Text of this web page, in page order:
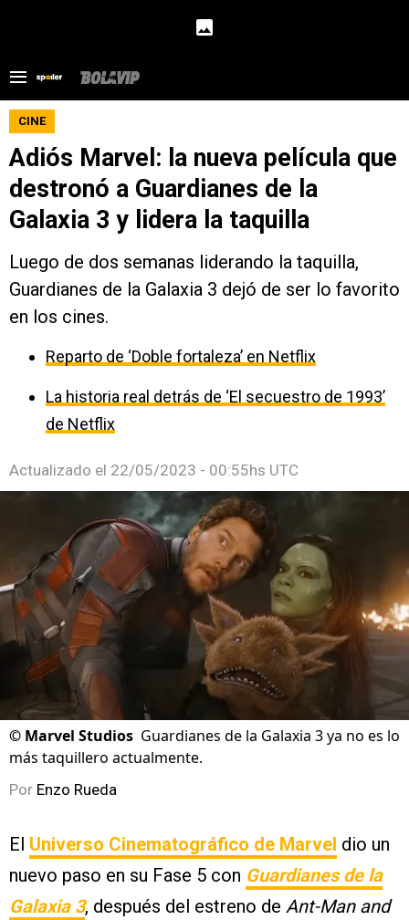
CINE
Adiós Marvel: la nueva película que
destronó a Guardianes de la
Galaxia 3 y lidera la taquilla
Luego de dos semanas liderando la taquilla,
Guardianes de la Galaxia 3 dejó de ser lo favorito
en los cines.
Reparto de ‘Doble fortaleza’ en Netflix
La historia real detrás de ‘El secuestro de 1993’
de Netflix
Actualizado el 22/05/2023 - 00:55hs UTC
© Marvel Studios Guardianes de la Galaxia 3 ya no es lo
más taquillero actualmente.
Por Enzo Rueda
El Universo Cinematográfico de Marvel dio un
nuevo paso en su Fase 5 con Guardianes de la
Galaxia 3, después del estreno de Ant-Man and